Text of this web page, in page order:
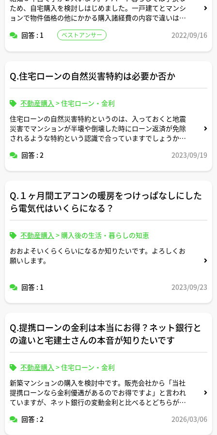
ため、自宅購入を検討しはじめました。一戸建てとマンシ
ョンで物件価格の他にかかる購入諸経費の内容で違いはあ
回答 : 1
ベストアンサー 2022/09/16
Q.住宅ローンの自然災害特約は必要か否か
不動産購入 >住宅ローン・金利
住宅ローンの自然災害特約というのは、入っておくと地震
災害でマンションが半壊や倒壊した時にローン返済が免除
されるような特約という認識で合っていますでしょうか。
地震保険や火災保険との関係性についても教えてくださ
回答 : 2 2023/09/19
Q.１ヶ月間エアコンの暖房をつけっぱなしにした
ら電気代はいくらになる？
不動産購入 > 購入後の生活・暮らしの知恵
おおよそいくらくらいになるか知りたいです。よろしくお
願いします。
回答 : 1 2023/09/23
Q.提携ローンの金利は本当にお得？ネット銀行と
の違いと宅建士さんの本音が知りたいです
不動産購入 >住宅ローン・金利
新築マンションの購入を検討中です。販売会社から「当社
提携ローンなら金利優遇があるのでお得ですよ」と言われ
ていますが、ネット銀行の変動金利と比べるとどちらが本
回答 : 2 2026/03/06